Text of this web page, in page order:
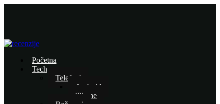
Početna
Tech
Telefoni
Android
iPhone